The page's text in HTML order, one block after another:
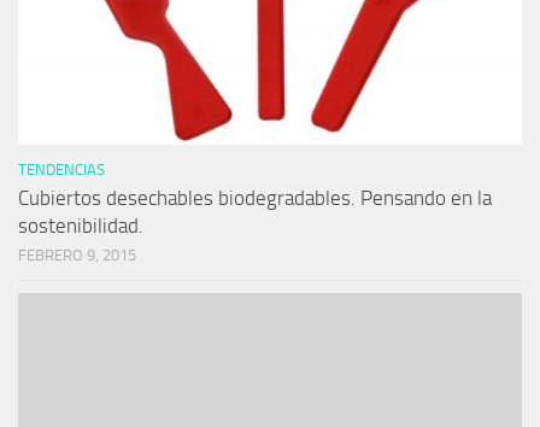
TENDENCIAS
Cubiertos desechables biodegradables. Pensando en la
sostenibilidad.
FEBRERO 9, 2015